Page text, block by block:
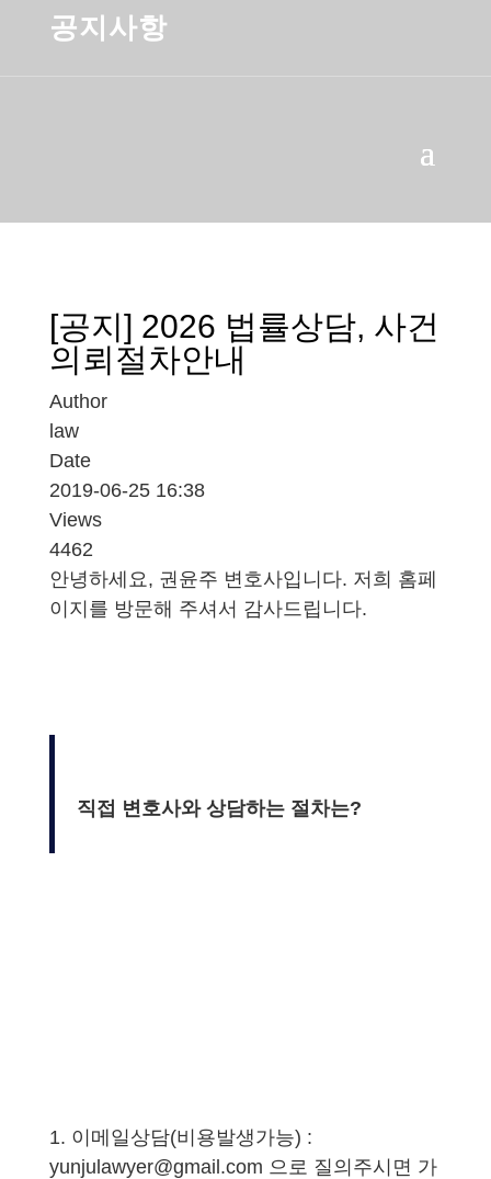
공지사항
[공지] 2026 법률상담, 사건
의뢰절차안내
Author
law
Date
2019-06-25 16:38
Views
4462
안녕하세요, 권윤주 변호사입니다. 저희 홈페
이지를 방문해 주셔서 감사드립니다.
직접 변호사와 상담하는 절차는?
1. 이메일상담(비용발생가능) :
yunjulawyer@gmail.com 으로 질의주시면 가